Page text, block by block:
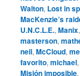
Walton, Lost in
MacKenzie’s
U.N.C.L.E.,Manix
masterson,
neil,McCloud,
favorito,michael
Misión imposible